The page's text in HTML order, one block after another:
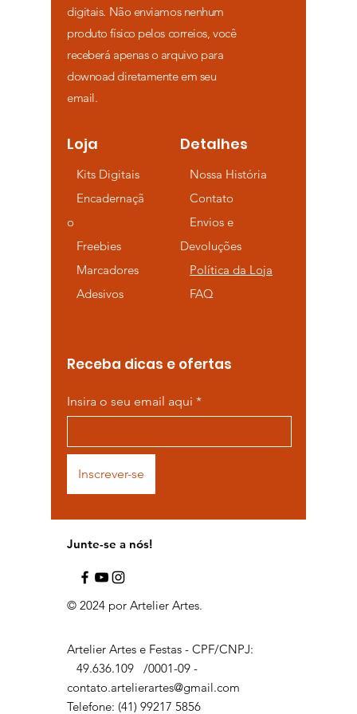
digitais. Não enviamos nenhum
produto físico pelos correios, você
receberá apenas o arquivo para
downoad diretamente em seu
email.
Loja
Kits Digitais
Encadernaçã
o
Freebies
Marcadores
Adesivos
Detalhes
Nossa História
Contato
Envios e
Devoluções
Política da Loja
FAQ
Receba dicas e ofertas
Insira o seu email aqui
Inscrever-se
Junte-se a nós!
© 2024 por Artelier Artes.
Artelier Artes e Festas - CPF/CNPJ:
49.636.109
/0001-09 -
contato.artelierartes@gmail.com
Telefone: (41) 99217 5856